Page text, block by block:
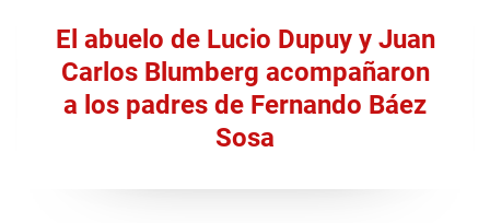
El abuelo de Lucio Dupuy y Juan
Carlos Blumberg acompañaron
a los padres de Fernando Báez
Sosa